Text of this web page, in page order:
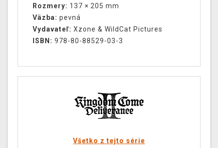
Rozmery: 137 × 205 mm
Väzba: pevná
Vydavateľ: Xzone & WildCat Pictures
ISBN: 978-80-88529-03-3
Všetko z tejto série